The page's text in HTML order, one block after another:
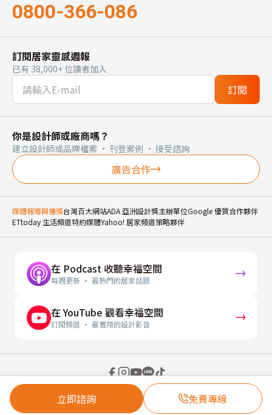
立即諮詢 免費專線
0800-366-086
訂閱居家靈感週報
已有 38,000+ 位讀者加入
訂閱
你是設計師或廠商嗎？
建立設計師或品牌檔案 · 刊登案例 · 接受諮詢
廣告合作
媒體報導與獲獎台灣百大網站ADA 亞洲設計獎主辦單位Google 優質合作夥伴
ETtoday 生活頻道特約媒體Yahoo! 居家頻道策略夥伴
在 Podcast 收聽幸福空間
每週更新 · 最熱門的居家話題
在 YouTube 觀看幸福空間
訂閱頻道 · 最實用的設計影音
© 2026 幸福空間 Gorgeous Space Co., Ltd.